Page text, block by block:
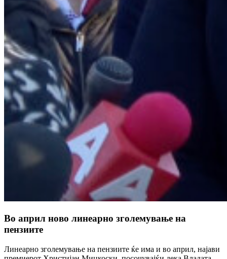
Во април ново линеарно зголемување на
пензиите
Линеарно зголемување на пензиите ќе има и во април, најави